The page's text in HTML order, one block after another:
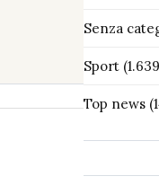
Senza
Sport
Top news